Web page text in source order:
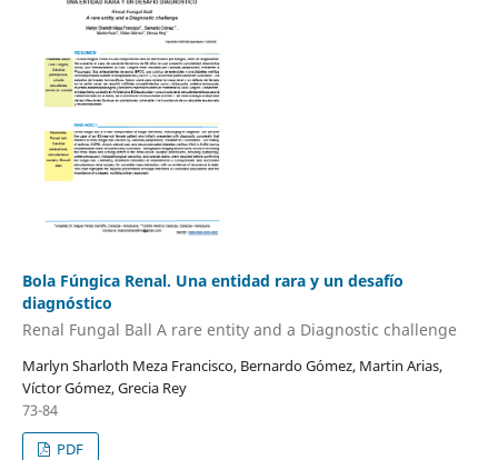
Bola Fúngica Renal. Una entidad rara y un desafío
diagnóstico
Renal Fungal Ball A rare entity and a Diagnostic challenge
Marlyn Sharloth Meza Francisco, Bernardo Gómez, Martin Arias,
Víctor Gómez, Grecia Rey
73-84
PDF